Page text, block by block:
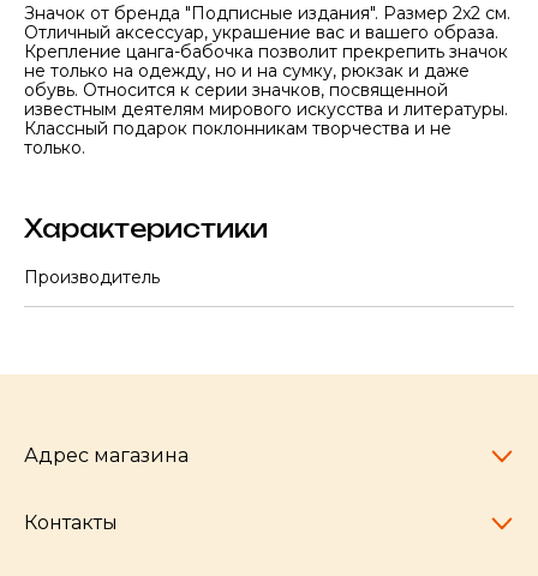
Значок от бренда "Подписные издания". Размер 2x2 см.
Отличный аксессуар, украшение вас и вашего образа.
Крепление цанга-бабочка позволит прекрепить значок
не только на одежду, но и на сумку, рюкзак и даже
обувь. Относится к серии значков, посвященной
известным деятелям мирового искусства и литературы.
Классный подарок поклонникам творчества и не
только.
Характеристики
Производитель
Адрес магазина
Челябинск,
Контакты